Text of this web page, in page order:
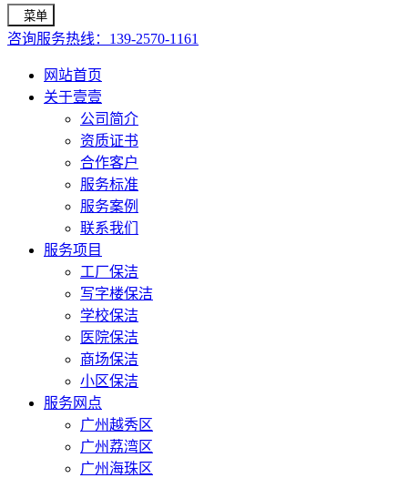
菜单
咨询服务热线：139-2570-1161
网站首页
关于壹壹
公司简介
资质证书
合作客户
服务标准
服务案例
联系我们
服务项目
工厂保洁
写字楼保洁
学校保洁
医院保洁
商场保洁
小区保洁
服务网点
广州越秀区
广州荔湾区
广州海珠区